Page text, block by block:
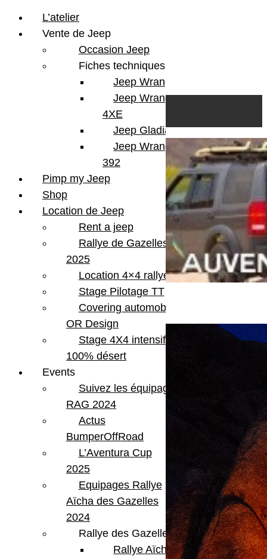
L’atelier
Vente de Jeep
Occasion Jeep
Fiches techniques
Jeep Wrangler JL
Jeep Wrangler
4XE
Jeep Gladiator
Jeep Wrangler V8
392
Pimp my Jeep
Shop
Location de Jeep
Rent a jeep
Rallye de Gazelles
2025
Location 4×4 rallye
Stage Pilotage TT
Covering automobile –
OR Design
Stage 4X4 intensif
100% désert
Events
Suivez les équipages
RAG 2024
Actus
BumperOffRoad
L’Aventura Cup
2025
Equipages Rallye
Aïcha des Gazelles
2024
Rallye des Gazelles
Rallye Aïcha des